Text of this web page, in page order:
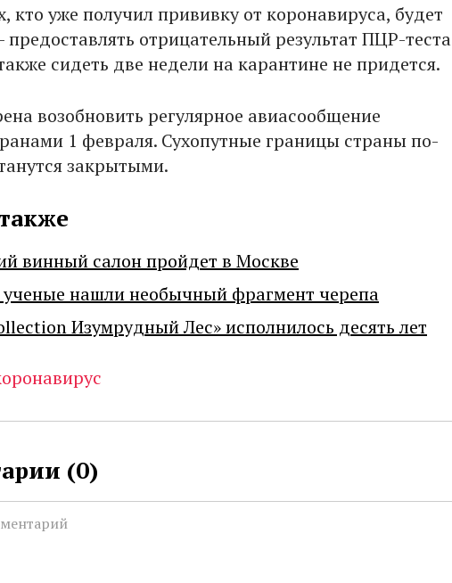
кто уже получил прививку от коронавируса, будет
отрицательный результат ПЦР-теста
сидеть две недели на карантине не придется.
возобновить регулярное авиасообщение
1 февраля. Сухопутные границы страны по-
закрытыми.
винный салон пройдет в Москве
ученые нашли необычный фрагмент черепа
Изумрудный Лес» исполнилось десять лет
(0)